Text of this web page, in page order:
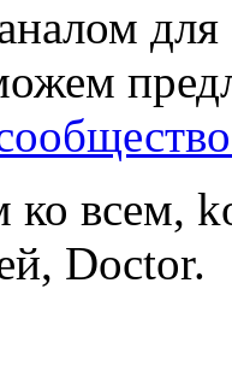
ко всем,
Doctor.